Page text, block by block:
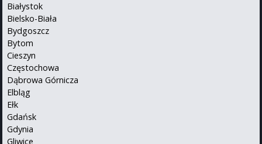
Białystok
Bielsko-Biała
Bydgoszcz
Bytom
Cieszyn
Częstochowa
Dąbrowa Górnicza
Elbląg
Ełk
Gdańsk
Gdynia
Gliwice